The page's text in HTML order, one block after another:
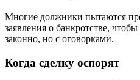
Многие должники пытаются
заявления о банкротстве,
законно, но с оговорками.
Когда сделку оспорят